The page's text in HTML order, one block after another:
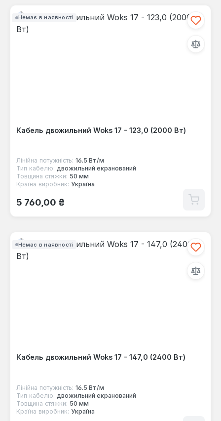
Немає в наявності
Кабель двожильний Woks 17 - 123,0 (2000 Вт)
Лінійна потужність: 16.5 Вт/м
Тип кабелю: двожильний екранований
Товщина стяжки: 50 мм
Країна виробник: Україна
Звичайна ціна:
5 760,00 ₴
Немає в наявності
Кабель двожильний Woks 17 - 147,0 (2400 Вт)
Лінійна потужність: 16.5 Вт/м
Тип кабелю: двожильний екранований
Товщина стяжки: 50 мм
Країна виробник: Україна